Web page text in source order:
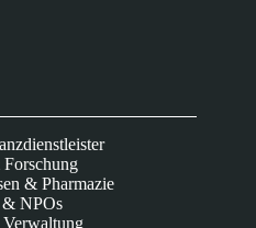
& Pharmazie
NPOs